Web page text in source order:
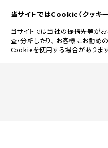
当サイトではCookie（クッキ
当サイトでは当社の提携先等が
査・分析したり、 お客様にお勧め
Cookieを使用する場合があります